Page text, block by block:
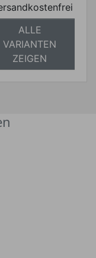
ALLE
VARIANTEN
ZEIGEN